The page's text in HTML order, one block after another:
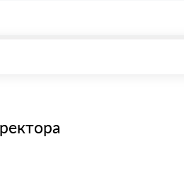
заказанного материала.